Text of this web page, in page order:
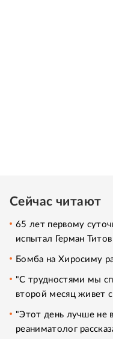
Сейчас читают
65 лет первому
испытал Герман
Бомба на Хиросиму
"С трудностями мы
второй месяц живет
"Этот день лучше не
реаниматолог